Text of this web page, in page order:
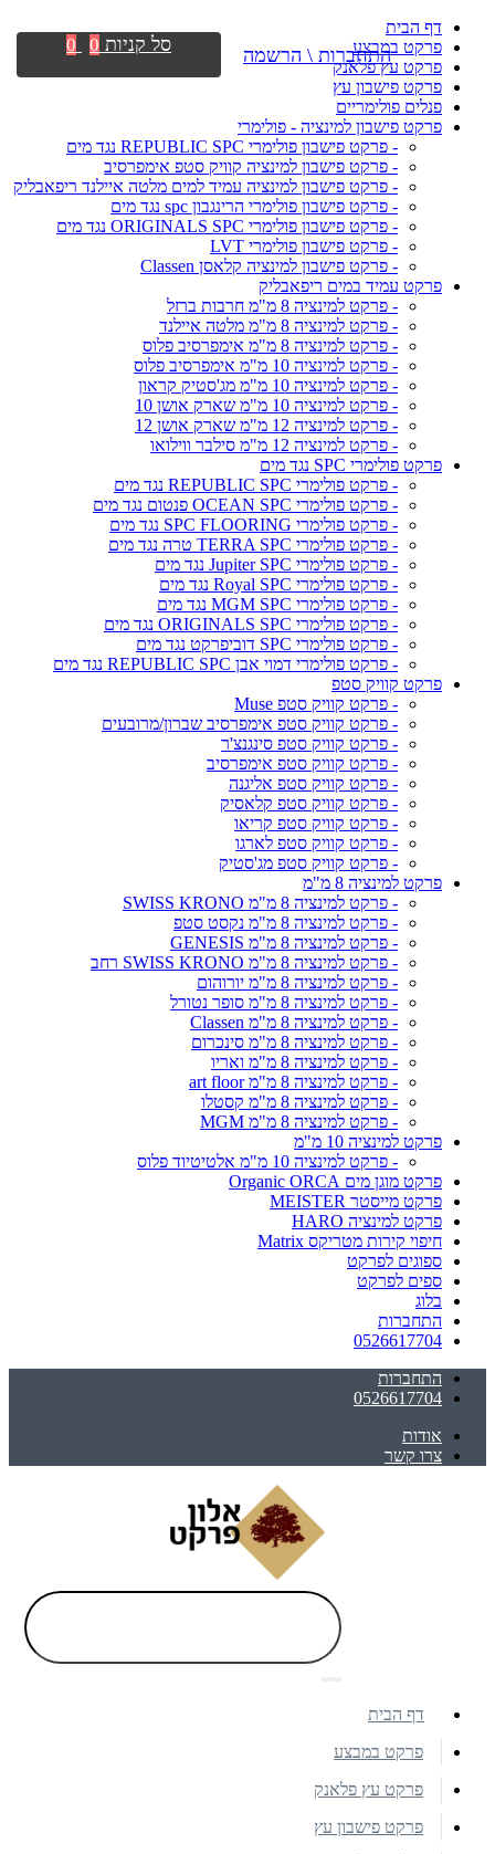
דף הבית
פרקט במבצע
פרקט עץ פלאנק
פרקט פישבון עץ
פנלים פולימריים
פרקט פישבון למינציה - פולימרי
- פרקט פישבון פולימרי REPUBLIC SPC נגד מים
- פרקט פישבון למינציה קוויק סטפ אימפרסיב
- פרקט פישבון למינציה עמיד למים מלטה איילנד ריפאבליק
- פרקט פישבון פולימרי הרינגבון spc נגד מים
- פרקט פישבון פולימרי ORIGINALS SPC נגד מים
- פרקט פישבון פולימרי LVT
- פרקט פישבון למינציה קלאסן Classen
פרקט עמיד במים ריפאבליק
- פרקט למינציה 8 מ"מ חרבות ברזל
- פרקט למינציה 8 מ"מ מלטה איילנד
- פרקט למינציה 8 מ"מ אימפרסיב פלוס
- פרקט למינציה 10 מ"מ אימפרסיב פלוס
- פרקט למינציה 10 מ"מ מג'סטיק קראון
- פרקט למינציה 10 מ"מ שארק אושן 10
- פרקט למינציה 12 מ"מ שארק אושן 12
- פרקט למינציה 12 מ"מ סילבר ווילואו
פרקט פולימרי SPC נגד מים
- פרקט פולימרי REPUBLIC SPC נגד מים
- פרקט פולימרי OCEAN SPC פנטום נגד מים
- פרקט פולימרי SPC FLOORING נגד מים
- פרקט פולימרי TERRA SPC טרה נגד מים
- פרקט פולימרי Jupiter SPC נגד מים
- פרקט פולימרי Royal SPC נגד מים
- פרקט פולימרי MGM SPC נגד מים
- פרקט פולימרי ORIGINALS SPC נגד מים
- פרקט פולימרי SPC דוביפרקט נגד מים
- פרקט פולימרי דמוי אבן REPUBLIC SPC נגד מים
פרקט קוויק סטפ
- פרקט קוויק סטפ Muse
- פרקט קוויק סטפ אימפרסיב שברון/מרובעים
- פרקט קוויק סטפ סינגנצ'ר
- פרקט קוויק סטפ אימפרסיב
- פרקט קוויק סטפ אליגנה
- פרקט קוויק סטפ קלאסיק
- פרקט קוויק סטפ קריאו
- פרקט קוויק סטפ לארגו
- פרקט קוויק סטפ מג'סטיק
פרקט למינציה 8 מ"מ
- פרקט למינציה 8 מ"מ SWISS KRONO
- פרקט למינציה 8 מ"מ נקסט סטפ
- פרקט למינציה 8 מ"מ GENESIS
- פרקט למינציה 8 מ"מ SWISS KRONO רחב
- פרקט למינציה 8 מ"מ יורוהום
- פרקט למינציה 8 מ"מ סופר נטורל
- פרקט למינציה 8 מ"מ Classen
- פרקט למינציה 8 מ"מ סינכרום
- פרקט למינציה 8 מ"מ ואריו
- פרקט למינציה 8 מ"מ art floor
- פרקט למינציה 8 מ"מ קסטלו
- פרקט למינציה 8 מ"מ MGM
פרקט למינציה 10 מ"מ
- פרקט למינציה 10 מ"מ אלטיטיוד פלוס
פרקט מוגן מים Organic ORCA
פרקט מייסטר MEISTER
פרקט למינציה HARO
חיפוי קירות מטריקס Matrix
ספוגים לפרקט
ספים לפרקט
בלוג
התחברות
0526617704
התחברות
0526617704
אודות
צרו קשר
התחברות \ הרשמה סל קניות 0
0
דף הבית
פרקט במבצע
פרקט עץ פלאנק
פרקט פישבון עץ